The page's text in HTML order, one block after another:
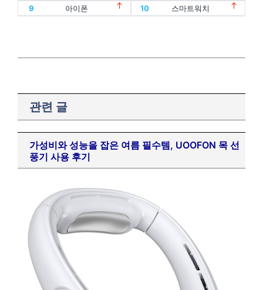
15
홈트
16
아이패드
17
에어팟
7
인테리어
18
맥북
8
노트북
9
아이폰
10
스마트워치
관련 글
가성비와 성능을 잡은 여름 필수템, UOOFON 목 선
풍기 사용 후기